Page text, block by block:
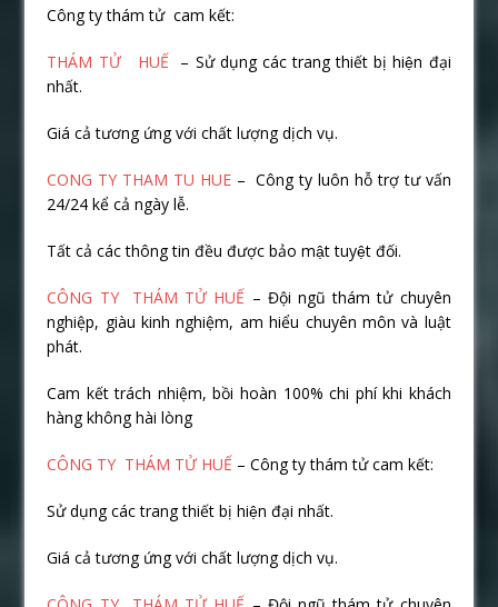
Công ty thám tử cam kết:
THÁM TỬ HUẾ – Sử dụng các trang thiết bị hiện đại
nhất.
Giá cả tương ứng với chất lượng dịch vụ.
CONG TY THAM TU HUE– Công ty luôn hỗ trợ tư vấn
24/24 kể cả ngày lễ.
Tất cả các thông tin đều được bảo mật tuyệt đối.
CÔNG TY THÁM TỬ HUẾ – Đội ngũ thám tử chuyên
nghiệp, giàu kinh nghiệm, am hiểu chuyên môn và luật
phát.
Cam kết trách nhiệm, bồi hoàn 100% chi phí khi khách
hàng không hài lòng
CÔNG TY THÁM TỬ HUẾ – Công ty thám tử cam kết:
Sử dụng các trang thiết bị hiện đại nhất.
Giá cả tương ứng với chất lượng dịch vụ.